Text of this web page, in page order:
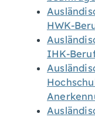
HWK-
IHK-